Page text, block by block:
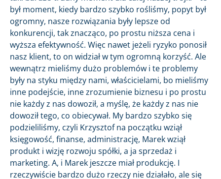
był moment, kiedy bardzo szybko rośliśmy, popyt był
ogromny, nasze rozwiązania były lepsze od
konkurencji, tak znacząco, po prostu niższa cena i
wyższa efektywność. Więc nawet jeżeli ryzyko ponosił
nasz klient, to on widział w tym ogromną korzyść. Ale
wewnątrz mieliśmy dużo problemów i te problemy
były na styku między nami, właścicielami, bo mieliśmy
inne podejście, inne zrozumienie biznesu i po prostu
nie każdy z nas dowoził, a myślę, że każdy z nas nie
dowoził tego, co obiecywał. My bardzo szybko się
podzieliliśmy, czyli Krzysztof na początku wziął
księgowość, finanse, administrację, Marek wziął
produkt i wizję rozwoju spółki, a ja sprzedaż i
marketing. A, i Marek jeszcze miał produkcję. I
rzeczywiście bardzo dużo rzeczy nie działało, ale się